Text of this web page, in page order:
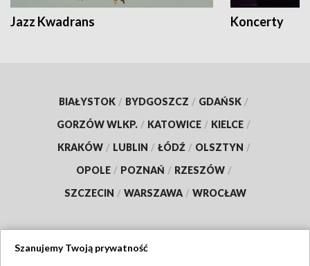
Jazz Kwadrans Koncerty
BIAŁYSTOK / BYDGOSZCZ / GDAŃSK /
GORZÓW WLKP. / KATOWICE / KIELCE /
KRAKÓW / LUBLIN / ŁÓDŹ / OLSZTYN /
OPOLE / POZNAŃ / RZESZÓW /
SZCZECIN / WARSZAWA / WROCŁAW
Szanujemy Twoją prywatność